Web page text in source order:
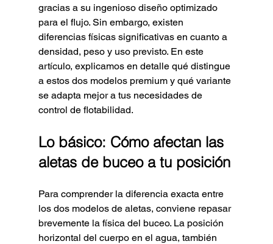
gracias a su ingenioso diseño optimizado
para el flujo. Sin embargo, existen
diferencias físicas significativas en cuanto a
densidad, peso y uso previsto. En este
artículo, explicamos en detalle qué distingue
a estos dos modelos premium y qué variante
se adapta mejor a tus necesidades de
control de flotabilidad.
Lo básico: Cómo afectan las
aletas de buceo a tu posición
Para comprender la diferencia exacta entre
los dos modelos de aletas, conviene repasar
brevemente la física del buceo. La posición
horizontal del cuerpo en el agua, también